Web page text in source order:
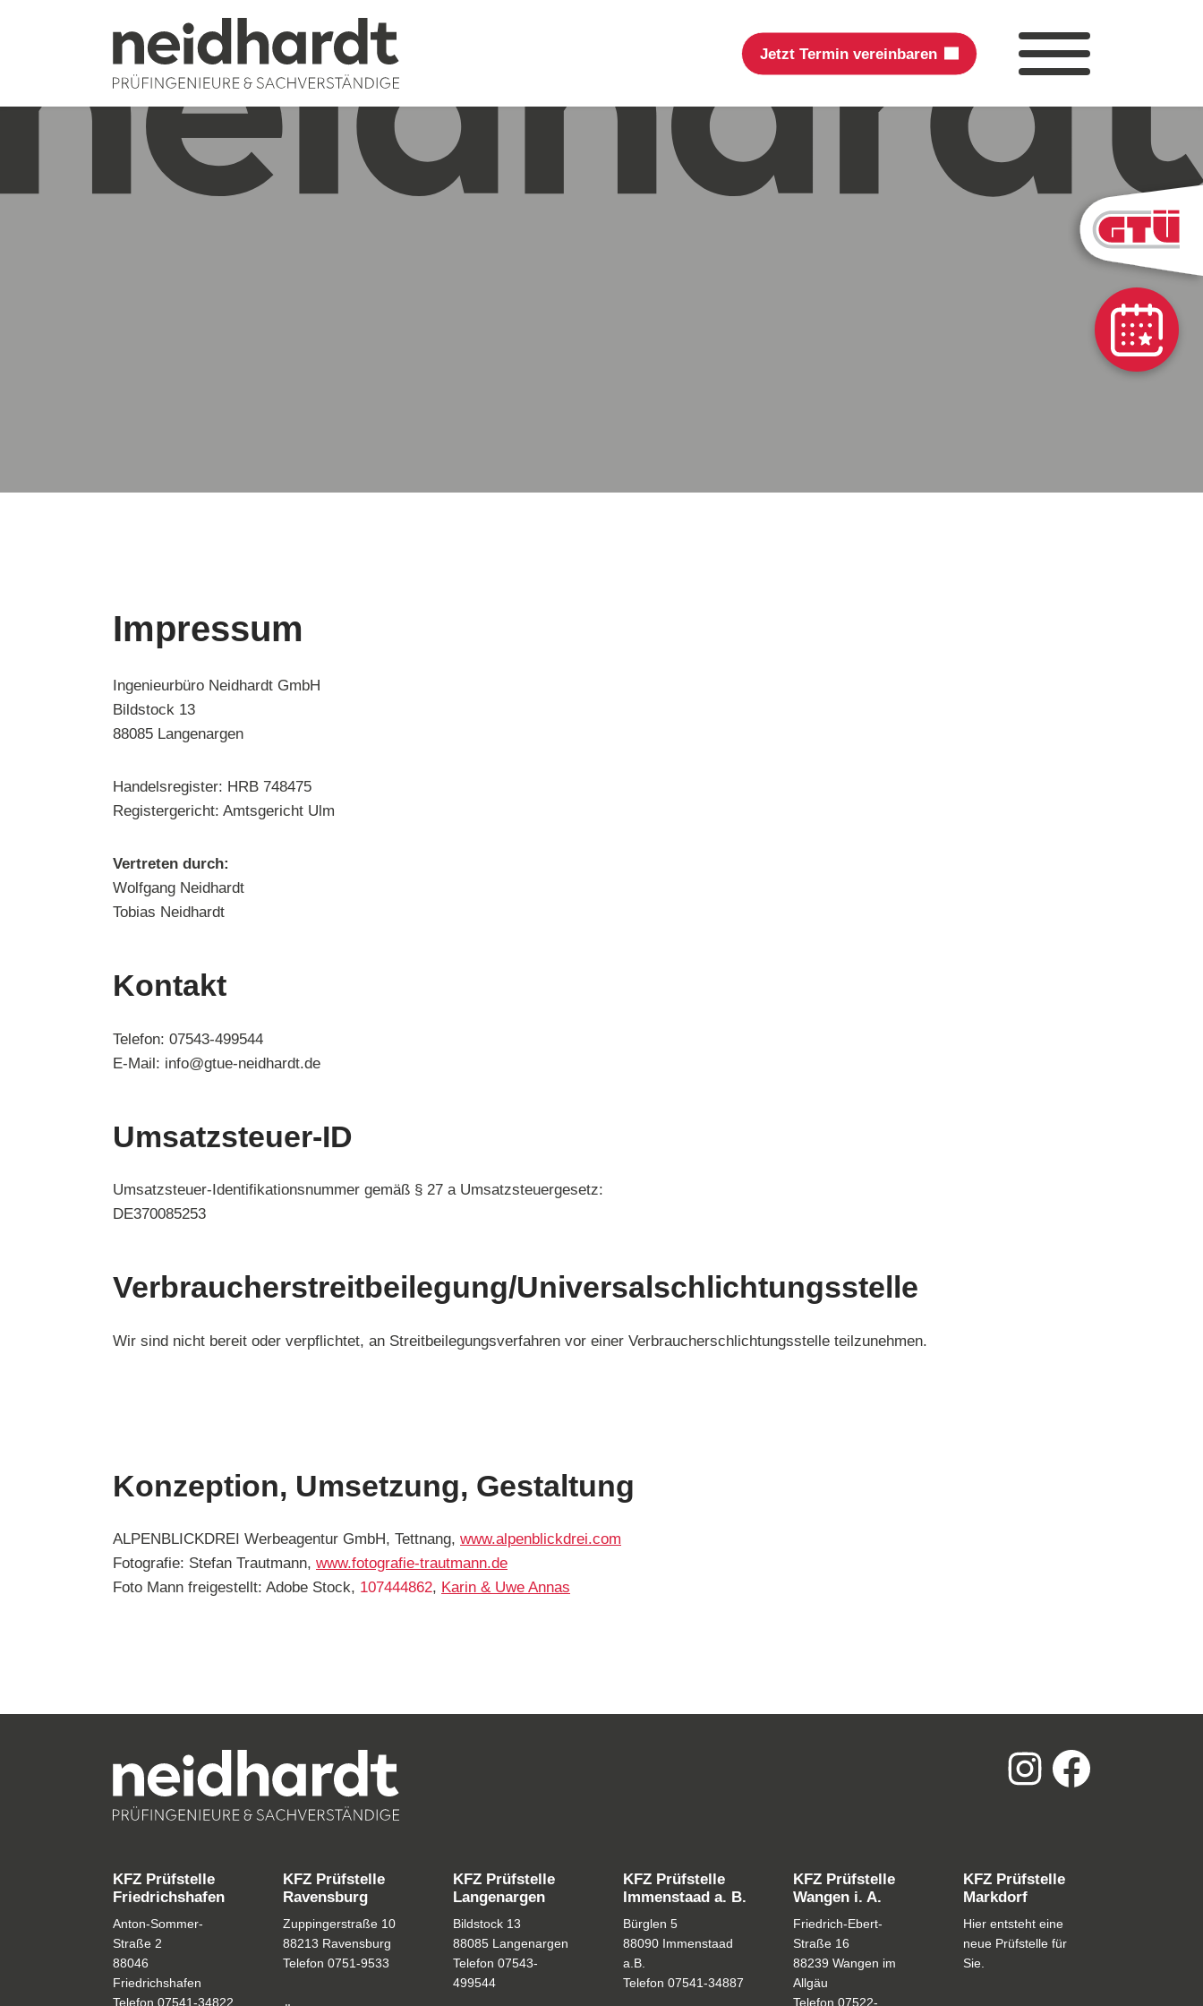
Jetzt Termin vereinbaren
Impressum
Ingenieurbüro Neidhardt GmbH
Bildstock 13
88085 Langenargen
Handelsregister: HRB 748475
Registergericht: Amtsgericht Ulm
Vertreten durch:
Wolfgang Neidhardt
Tobias Neidhardt
Kontakt
Telefon: 07543-499544
E-Mail: info@gtue-neidhardt.de
Umsatzsteuer-ID
Umsatzsteuer-Identifikationsnummer gemäß § 27 a Umsatzsteuergesetz:
DE370085253
Verbraucher­streit­beilegung/Universal­schlichtungs­stelle
Wir sind nicht bereit oder verpflichtet, an Streitbeilegungsverfahren vor einer Verbraucherschlichtungsstelle teilzunehmen.
Konzeption, Umsetzung, Gestaltung
ALPENBLICKDREI Werbeagentur GmbH, Tettnang, www.alpenblickdrei.com
Fotografie: Stefan Trautmann, www.fotografie-trautmann.de
Foto Mann freigestellt: Adobe Stock, 107444862, Karin & Uwe Annas
KFZ Prüfstelle
Friedrichshafen
Anton-Sommer-
Straße 2
88046
Friedrichshafen
Telefon 07541-34822
KFZ Prüfstelle
Ravensburg
Zuppingerstraße 10
88213 Ravensburg
Telefon 0751-9533
KFZ Prüfstelle
Langenargen
Bildstock 13
88085 Langenargen
Telefon 07543-
499544
KFZ Prüfstelle
Immenstaad a. B.
Bürglen 5
88090 Immenstaad
a.B.
Telefon 07541-34887
KFZ Prüfstelle
Wangen i. A.
Friedrich-Ebert-
Straße 16
88239 Wangen im
Allgäu
Telefon 07522-
KFZ Prüfstelle
Markdorf
Hier entsteht eine
neue Prüfstelle für
Sie.